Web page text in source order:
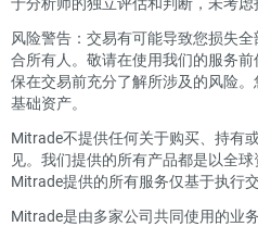
风险警告：交易有可能导致您损失
合所有人。敬请在使用我们的服务
保在交易前充分了解所涉及的风险
基础资产。
Mitrade不提供任何关于购买、持有
见。我们提供的所有产品都是以全球
Mitrade提供的所有服务仅基于执行交
Mitrade是由多家公司共同使用的业